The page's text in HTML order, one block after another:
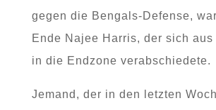
gegen die Bengals-Defense,
Ende Najee Harris, der sich aus
in die Endzone verabschiedete.
Jemand, der in den letzten